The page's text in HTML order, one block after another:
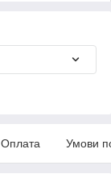
Оплата Умови